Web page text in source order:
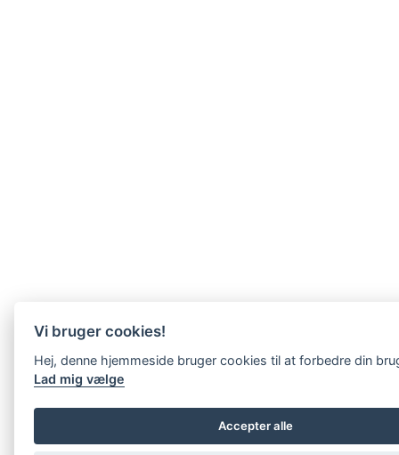
Vi bruger cookies!
Hej, denne hjemmeside bruger cookies til at forbedre din
Lad mig vælge
Accepter alle